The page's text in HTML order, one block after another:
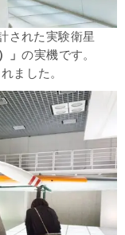
された実験衛星
」の実機です。
ました。